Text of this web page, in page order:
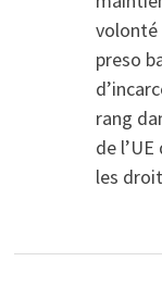
volonté
preso
rang
de
les